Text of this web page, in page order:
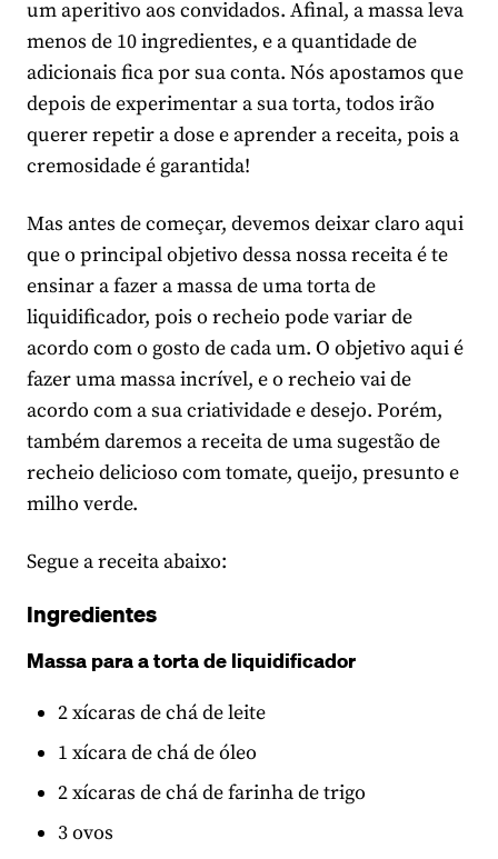
um aperitivo aos convidados. Afinal, a massa leva
menos de 10 ingredientes, e a quantidade de
adicionais fica por sua conta. Nós apostamos que
depois de experimentar a sua torta, todos irão
querer repetir a dose e aprender a receita, pois a
cremosidade é garantida!
Mas antes de começar, devemos deixar claro aqui
que o principal objetivo dessa nossa receita é te
ensinar a fazer a massa de uma torta de
liquidificador, pois o recheio pode variar de
acordo com o gosto de cada um. O objetivo aqui é
fazer uma massa incrível, e o recheio vai de
acordo com a sua criatividade e desejo. Porém,
também daremos a receita de uma sugestão de
recheio delicioso com tomate, queijo, presunto e
milho verde.
Segue a receita abaixo:
Ingredientes
Massa para a torta de liquidificador
2 xícaras de chá de leite
1 xícara de chá de óleo
2 xícaras de chá de farinha de trigo
3 ovos